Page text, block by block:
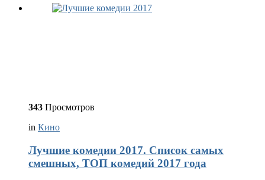
343 Просмотров
in Кино
Лучшие комедии 2017. Список самых
смешных, ТОП комедий 2017 года